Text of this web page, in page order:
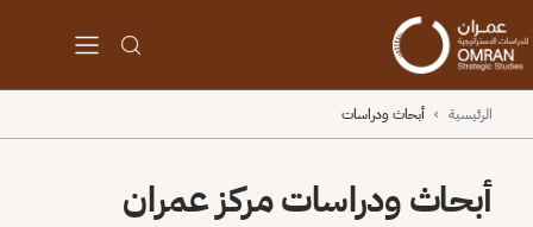
الرئيسية › أبحاث ودراسات
أبحاث ودراسات مركز عمران